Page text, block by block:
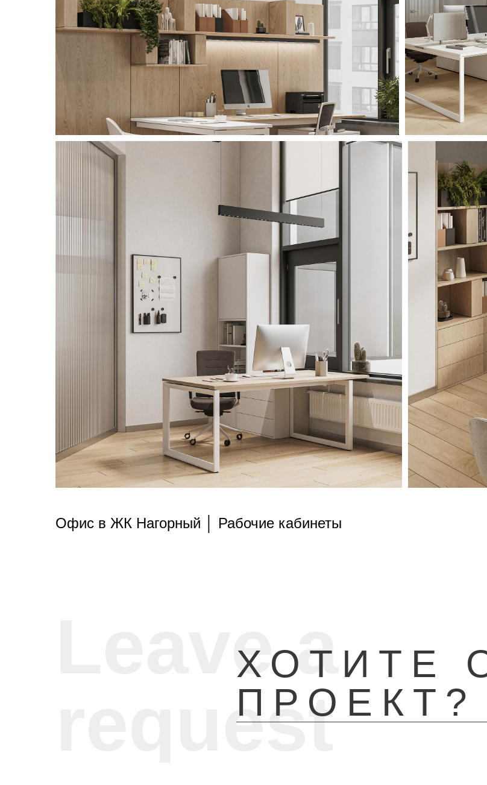
Офис в ЖК Нагорный │ Рабочие кабинеты
Leave a
request
ХОТИТЕ
ПРОЕКТ?